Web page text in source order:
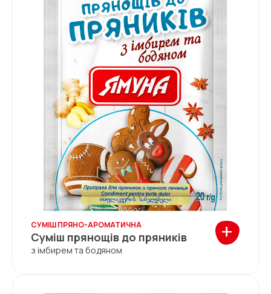
СУМІШ ПРЯНО-АРОМАТИЧНА
Суміш прянощів до пряників
з імбирем та бодяном
+